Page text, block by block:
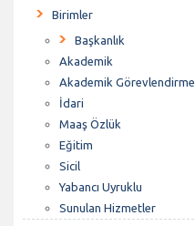
Birimler
Başkanlık
Akademik
Akademik Görevlendirme
İdari
Maaş Özlük
Eğitim
Sicil
Yabancı Uyruklu
Sunulan Hizmetler